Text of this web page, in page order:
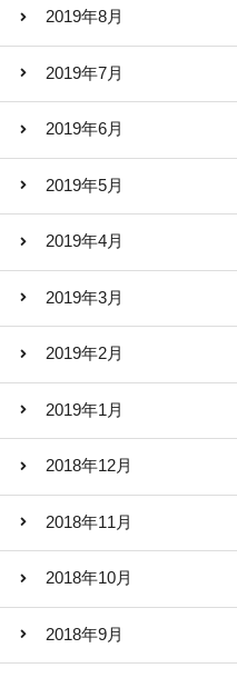
2019年8月
2019年7月
2019年6月
2019年5月
2019年4月
2019年3月
2019年2月
2019年1月
2018年12月
2018年11月
2018年10月
2018年9月